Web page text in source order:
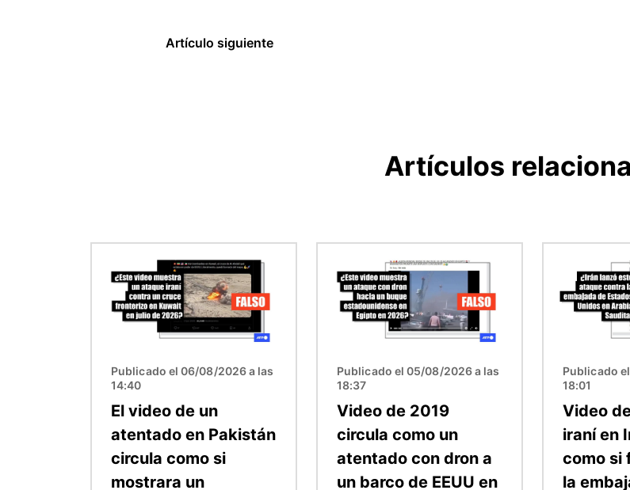
Artículo siguiente
Artículos
Publicado el 06/08/2026 a las
14:40
El video de un
atentado en Pakistán
circula como si
mostrara un
Publicado el 05/08/2026 a las
18:37
Video de 2019
circula como un
atentado con dron a
un barco de EEUU en
Publicado
18:01
Video
iraní en
como si
la